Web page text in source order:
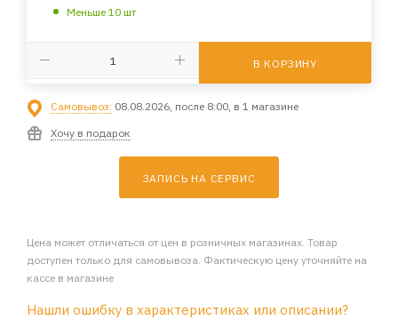
Меньше 10 шт
В КОРЗИНУ
Самовывоз: 08.08.2026, после 8:00, в 1 магазине
Хочу в подарок
ЗАПИСЬ НА СЕРВИС
Цена может отличаться от цен в розничных магазинах. Товар
доступен только для самовывоза. Фактическую цену уточняйте на
кассе в магазине
Нашли ошибку в характеристиках или описании?